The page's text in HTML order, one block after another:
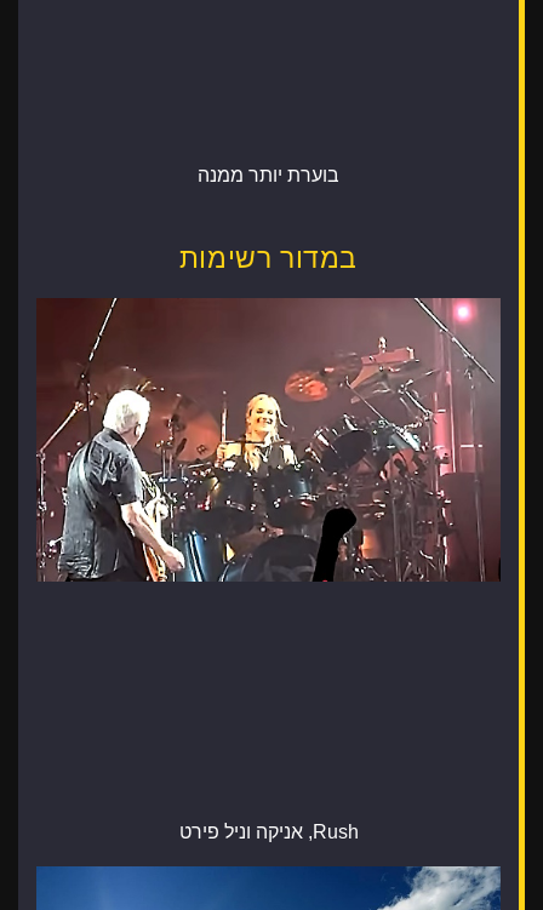
בוערת יותר ממנה
במדור רשימות
Rush, אניקה וניל פירט